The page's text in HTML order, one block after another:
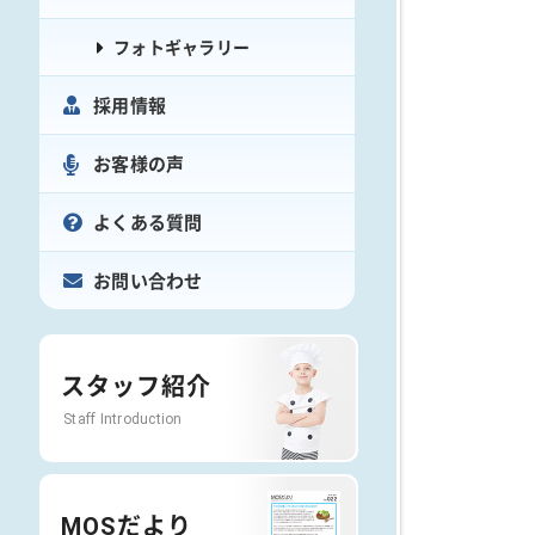
フォトギャラリー
採用情報
お客様の声
よくある質問
お問い合わせ
スタッフ紹介
Staff Introduction
MOSだより